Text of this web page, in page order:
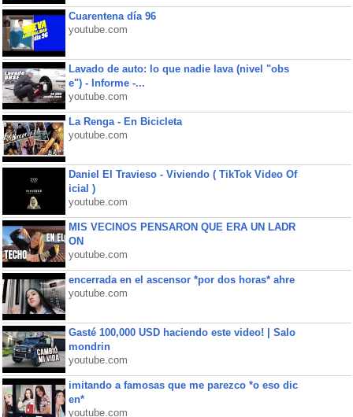
Cuarentena día 96
youtube.com
Lavado de auto: lo que nadie lava (nivel "obs
e") - Informe -...
youtube.com
La Renga - En Bicicleta
youtube.com
Daniel El Travieso - Viviendo ( TikTok Video Of
icial )
youtube.com
MIS VECINOS PENSARON QUE ERA UN LADR
ON
youtube.com
encerrada en el ascensor *por dos horas* ahre
youtube.com
Gasté 100,000 USD haciendo este video! | Salo
mondrin
youtube.com
imitando a famosas que me parezco *o eso dic
en*
youtube.com